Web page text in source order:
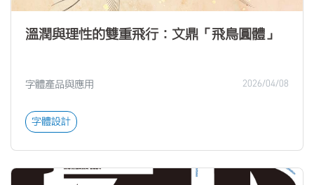
溫潤與理性的雙重飛行：文鼎「飛鳥圓體」
字體產品與應用 2026/04/08
字體設計